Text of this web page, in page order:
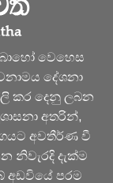
වෙහෙස
දේශනා
කර දෙනු ලබන
අතරින්,
අවතීර්ණ වී
නිවැරදි දැක්ම
අඩවියේ පරම